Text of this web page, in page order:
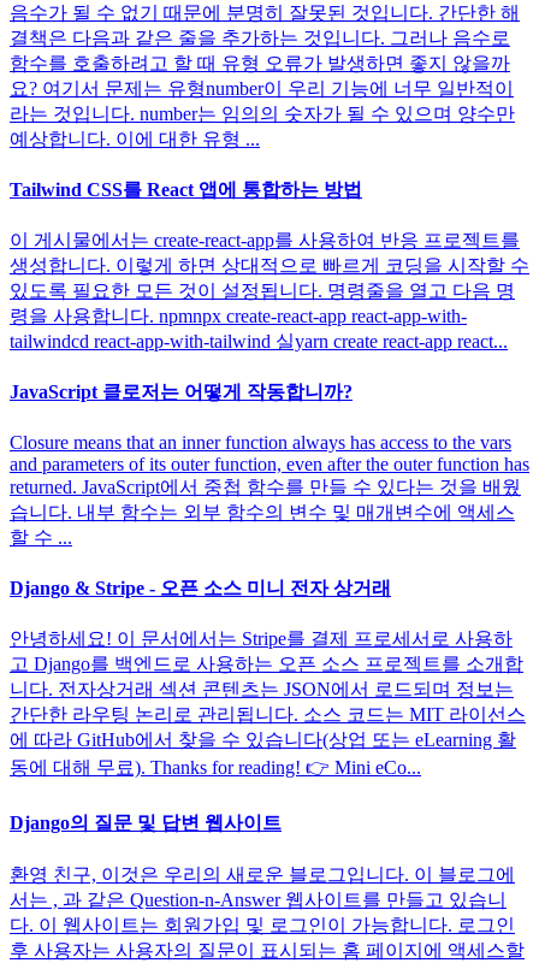
음수가 될 수 없기 때문에 분명히 잘못된 것입니다. 간단한 해
결책은 다음과 같은 줄을 추가하는 것입니다. 그러나 음수로
함수를 호출하려고 할 때 유형 오류가 발생하면 좋지 않을까
요? 여기서 문제는 유형number이 우리 기능에 너무 일반적이
라는 것입니다. number는 임의의 숫자가 될 수 있으며 양수만
예상합니다. 이에 대한 유형 ...
Tailwind CSS를 React 앱에 통합하는 방법
이 게시물에서는 create-react-app를 사용하여 반응 프로젝트를
생성합니다. 이렇게 하면 상대적으로 빠르게 코딩을 시작할 수
있도록 필요한 모든 것이 설정됩니다. 명령줄을 열고 다음 명
령을 사용합니다. npmnpx create-react-app react-app-with-
tailwindcd react-app-with-tailwind 실yarn create react-app react...
JavaScript 클로저는 어떻게 작동합니까?
Closure means that an inner function always has access to the vars
and parameters of its outer function, even after the outer function has
returned. JavaScript에서 중첩 함수를 만들 수 있다는 것을 배웠
습니다. 내부 함수는 외부 함수의 변수 및 매개변수에 액세스
할 수 ...
Django & Stripe - 오픈 소스 미니 전자 상거래
안녕하세요! 이 문서에서는 Stripe를 결제 프로세서로 사용하
고 Django를 백엔드로 사용하는 오픈 소스 프로젝트를 소개합
니다. 전자상거래 섹션 콘텐츠는 JSON에서 로드되며 정보는
간단한 라우팅 논리로 관리됩니다. 소스 코드는 MIT 라이선스
에 따라 GitHub에서 찾을 수 있습니다(상업 또는 eLearning 활
동에 대해 무료). Thanks for reading! 👉 Mini eCo...
Django의 질문 및 답변 웹사이트
환영 친구, 이것은 우리의 새로운 블로그입니다. 이 블로그에
서는 , 과 같은 Question-n-Answer 웹사이트를 만들고 있습니
다. 이 웹사이트는 회원가입 및 로그인이 가능합니다. 로그인
후 사용자는 사용자의 질문이 표시되는 홈 페이지에 액세스할